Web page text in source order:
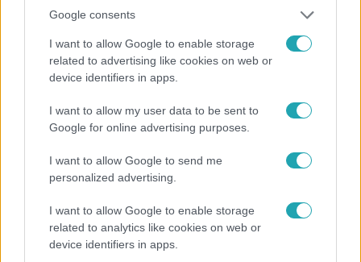
Google consents
I want to allow Google to enable storage
related to advertising like cookies on web or
device identifiers in apps.
I want to allow my user data to be sent to
Google for online advertising purposes.
I want to allow Google to send me
personalized advertising.
I want to allow Google to enable storage
related to analytics like cookies on web or
device identifiers in apps.
Az RTL Híradó riportja után renndőrök és